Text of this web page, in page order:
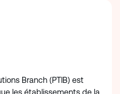
Branch (PTIB) est